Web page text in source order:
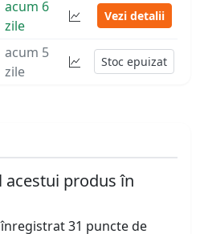
acum 6
zile
Vezi detalii
acum 5
zile
Stoc epuizat
acestui produs în
31 puncte de